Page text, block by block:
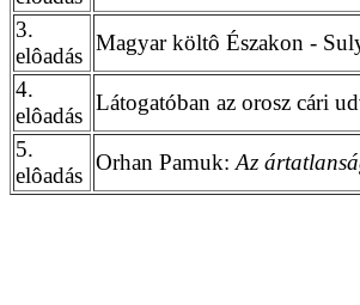
3.
elôadás
Magyar költô Északon -
4.
elôadás
Látogatóban az orosz cári
5.
elôadás
Orhan Pamuk: Az